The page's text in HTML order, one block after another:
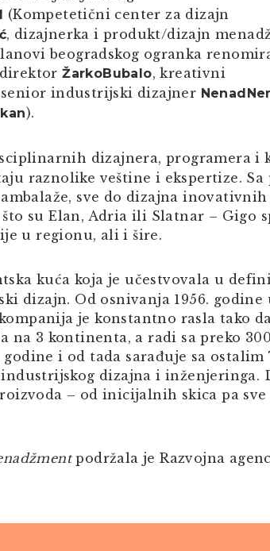
(Kompetetični center za dizajn
, dizajnerka i produkt/dizajn
beogradskog ogranka
ŽarkoBubalo, kreativni
senior industrijski dizajner Nenad
).
dizajnera, programera i
raznolike veštine i ekspertize. Sa
sve do dizajna
su Elan, Adria ili Slatnar – Gigo
u regionu, ali i šire.
kuća koja je učestvovala u
dizajn. Od osnivanja 1956.
je konstantno rasla tako
na 3 kontinenta, a radi sa preko
i od tada sarađuje sa ostalim
dizajna i inženjeringa.
– od inicijalnih skica pa
podržala je Razvojna